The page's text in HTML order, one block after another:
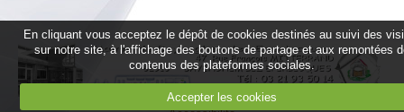
En cliquant vous acceptez le dépôt de cookies destinés au suivi des
sur notre site, à l'affichage des boutons de partage et aux remontées
contenus des plateformes sociales.
Accepter les cookies